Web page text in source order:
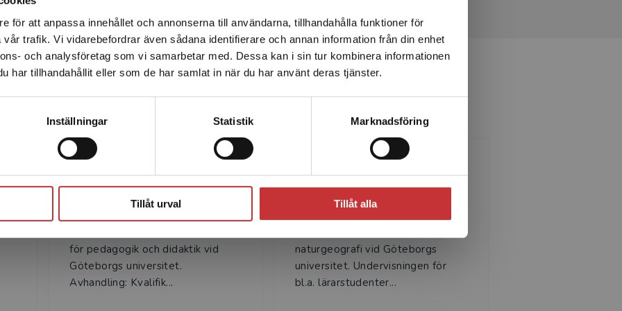
för att anpassa innehållet och annonserna till användarna, tillhandahålla funktioner för
trafik. Vi vidarebefordrar även sådana identifierare och annan information från din enhet
och analysföretag som vi samarbetar med. Dessa kan i sin tur kombinera informationen
har tillhandahållit eller som de har samlat in när du har använt deras tjänster.
Inställningar Statistik Marknadsföring
Tillåt urval Tillåt alla
Det verkar som att du besöker studentlitteratur.se via en
enhet utanför Sverige. Vi erbjuder inte leveranser utanför
Sverige. För att kunna slutföra ett köp måste
leveransadressen vara i Sverige.Läs mer
Författare
Sten Båth
för pedagogik och didaktik vid
Göteborgs universitet.
Avhandling: Kvalifik...
Margit Werner
natur­geografi vid Göteborgs
universitet. Undervisningen för
bl.a. lärarstudenter...